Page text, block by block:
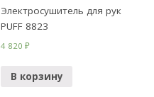
Электросушитель для рук
PUFF 8823
4 820₽
В корзину